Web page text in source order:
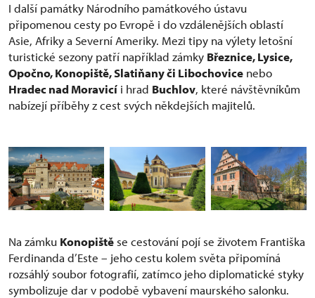
I další památky Národního památkového ústavu
připomenou cesty po Evropě i do vzdálenějších oblastí
Asie, Afriky a Severní Ameriky. Mezi tipy na výlety letošní
turistické sezony patří například zámky Březnice, Lysice,
Opočno, Konopiště, Slatiňany či Libochovice nebo
Hradec nad Moravicí i hrad Buchlov, které návštěvníkům
nabízejí příběhy z cest svých někdejších majitelů.
Na zámku Konopiště se cestování pojí se životem Františka
Ferdinanda d’Este – jeho cestu kolem světa připomíná
rozsáhlý soubor fotografií, zatímco jeho diplomatické styky
symbolizuje dar v podobě vybavení maurského salonku.